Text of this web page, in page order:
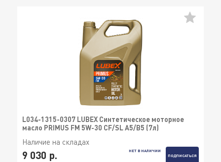
L034-1315-0307 LUBEX Синтетическое моторное
масло PRIMUS FM 5W-30 CF/SL A5/B5 (7л)
Наличие на складах
9 030 р.
НЕТ В НАЛИЧИИ
ПОДПИСАТЬСЯ